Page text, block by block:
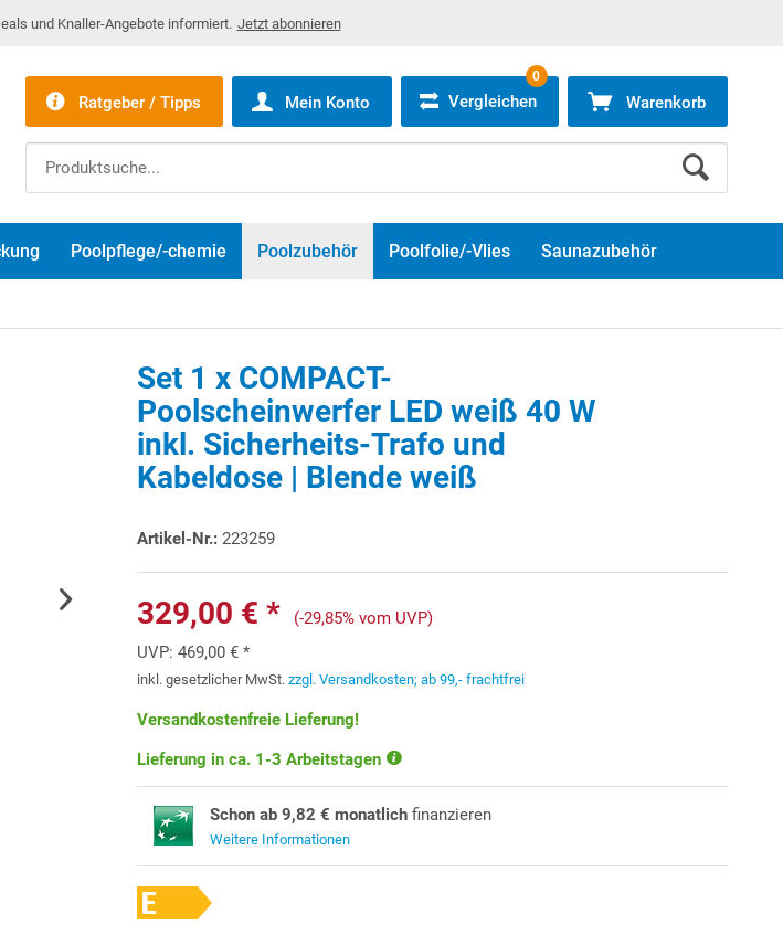
und Knaller-Angebote informiert. Jetzt abonnieren
Ratgeber / Tipps Mein Konto Vergleichen
0
Warenkorb
Poolpflege/-chemie Poolzubehör Poolfolie/-Vlies Saunazubehör
Set 1 x COMPACT-
Poolscheinwerfer LED weiß 40 W
inkl. Sicherheits-Trafo und
Kabeldose | Blende weiß
Artikel-Nr.: 223259
329,00 € *
(-29,85% vom UVP)
UVP:469,00 € *
inkl. gesetzlicher MwSt.zzgl. Versandkosten; ab 99,- frachtfrei
Versandkostenfreie Lieferung!
Lieferung in ca. 1-3 Arbeitstagen
Schon ab 9,82 € monatlich finanzieren
Weitere Informationen